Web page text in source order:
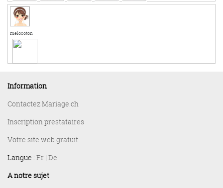
melocoton
Information
Contactez Mariage.ch
Inscription prestataires
Votre site web gratuit
Langue : Fr | De
A notre sujet